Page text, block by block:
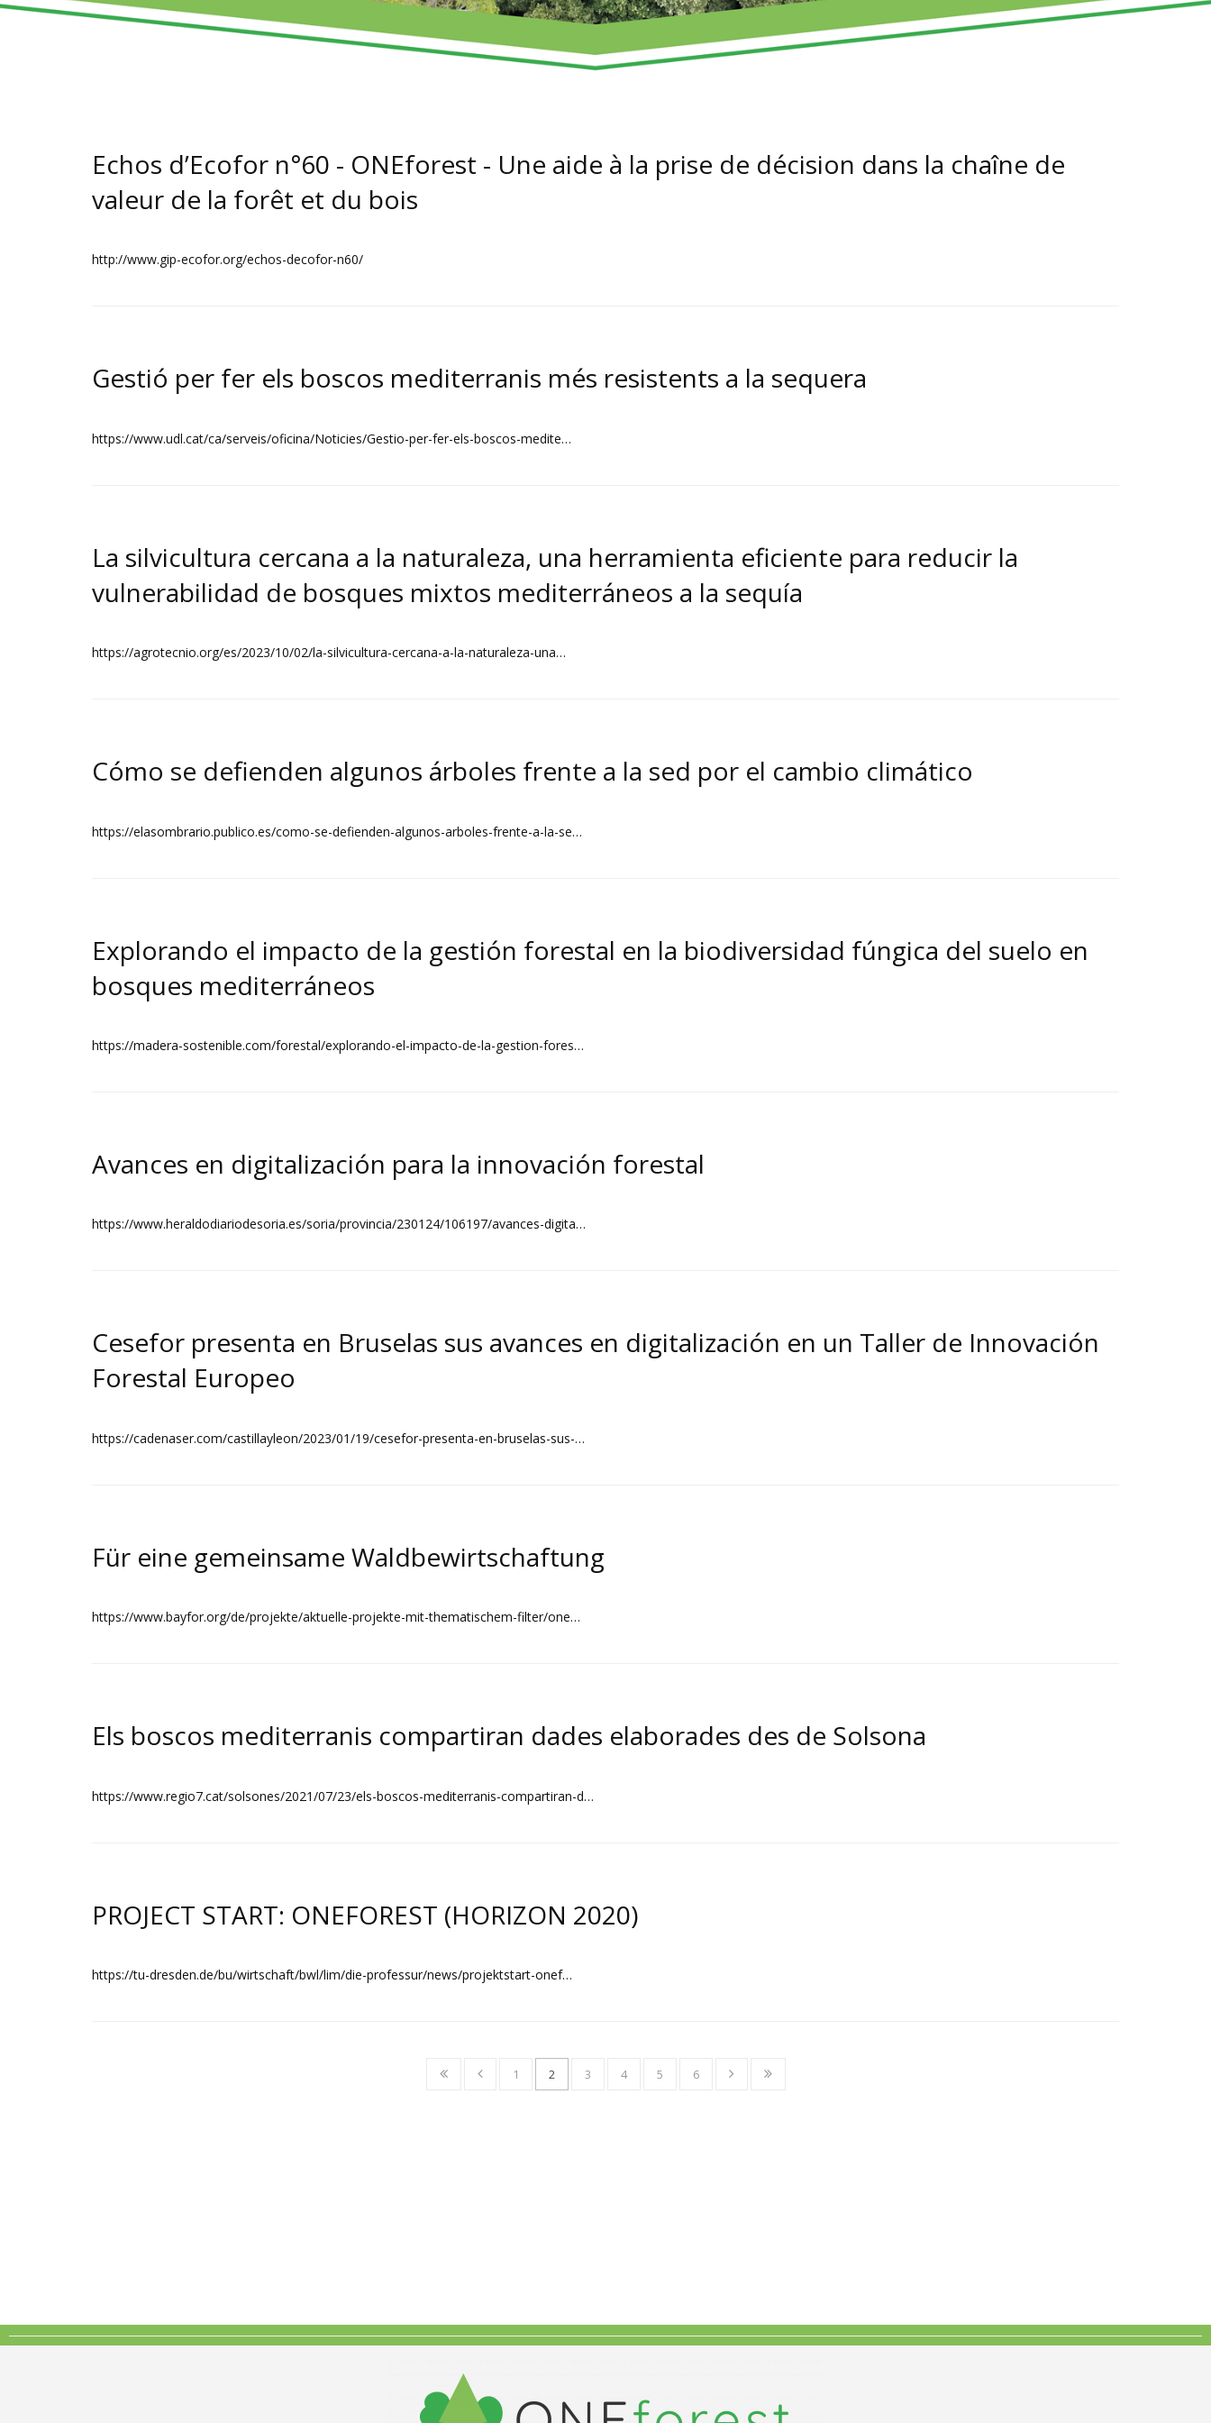
Echos d’Ecofor n°60 - ONEforest - Une aide à la prise de décision dans la chaîne de
valeur de la forêt et du bois
http://www.gip-ecofor.org/echos-decofor-n60/
Gestió per fer els boscos mediterranis més resistents a la sequera
https://www.udl.cat/ca/serveis/oficina/Noticies/Gestio-per-fer-els-boscos-medite…
La silvicultura cercana a la naturaleza, una herramienta eficiente para reducir la
vulnerabilidad de bosques mixtos mediterráneos a la sequía
https://agrotecnio.org/es/2023/10/02/la-silvicultura-cercana-a-la-naturaleza-una…
Cómo se defienden algunos árboles frente a la sed por el cambio climático
https://elasombrario.publico.es/como-se-defienden-algunos-arboles-frente-a-la-se…
Explorando el impacto de la gestión forestal en la biodiversidad fúngica del suelo en
bosques mediterráneos
https://madera-sostenible.com/forestal/explorando-el-impacto-de-la-gestion-fores…
Avances en digitalización para la innovación forestal
https://www.heraldodiariodesoria.es/soria/provincia/230124/106197/avances-digita…
Cesefor presenta en Bruselas sus avances en digitalización en un Taller de Innovación
Forestal Europeo
https://cadenaser.com/castillayleon/2023/01/19/cesefor-presenta-en-bruselas-sus-…
Für eine gemeinsame Waldbewirtschaftung
https://www.bayfor.org/de/projekte/aktuelle-projekte-mit-thematischem-filter/one…
Els boscos mediterranis compartiran dades elaborades des de Solsona
https://www.regio7.cat/solsones/2021/07/23/els-boscos-mediterranis-compartiran-d…
PROJECT START: ONEFOREST (HORIZON 2020)
https://tu-dresden.de/bu/wirtschaft/bwl/lim/die-professur/news/projektstart-onef…
1 2 3 4 5 6